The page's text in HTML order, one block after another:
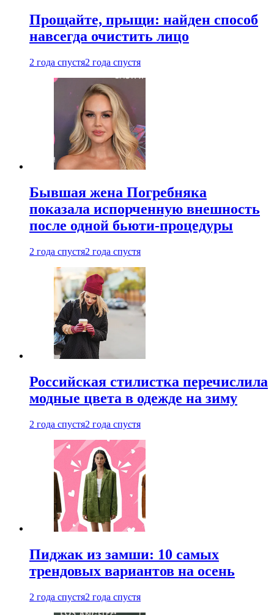
Прощайте, прыщи: найден способ
навсегда очистить лицо
2 года спустя2 года спустя
Бывшая жена Погребняка
показала испорченную внешность
после одной бьюти-процедуры
2 года спустя2 года спустя
Российская стилистка перечислила
модные цвета в одежде на зиму
2 года спустя2 года спустя
Пиджак из замши: 10 самых
трендовых вариантов на осень
2 года спустя2 года спустя